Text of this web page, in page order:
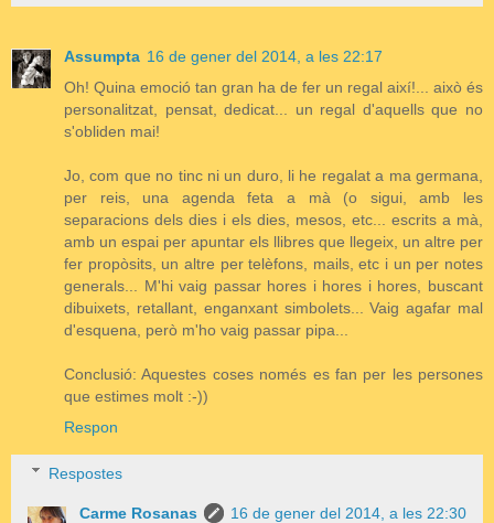
Assumpta 16 de gener del 2014, a les 22:17
Oh! Quina emoció tan gran ha de fer un regal així!... això és
personalitzat, pensat, dedicat... un regal d'aquells que no
s'obliden mai!
Jo, com que no tinc ni un duro, li he regalat a ma germana,
per reis, una agenda feta a mà (o sigui, amb les
separacions dels dies i els dies, mesos, etc... escrits a mà,
amb un espai per apuntar els llibres que llegeix, un altre per
fer propòsits, un altre per telèfons, mails, etc i un per notes
generals... M'hi vaig passar hores i hores i hores, buscant
dibuixets, retallant, enganxant simbolets... Vaig agafar mal
d'esquena, però m'ho vaig passar pipa...
Conclusió: Aquestes coses només es fan per les persones
que estimes molt :-))
Respon
Respostes
Carme Rosanas
16 de gener del 2014, a les 22:30